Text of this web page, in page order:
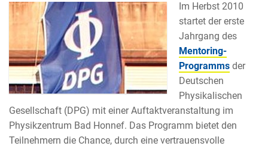
Im Herbst 2010
startet der erste
Jahrgang des
Mentoring-
Programms der
Deutschen
Physikalischen
Gesellschaft (DPG) mit einer Auftaktveranstaltung im
Physikzentrum Bad Honnef. Das Programm bietet den
Teilnehmern die Chance, durch eine vertrauensvolle